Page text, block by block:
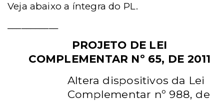
Veja abaixo a íntegra do PL.
PROJETO DE LEI
COMPLEMENTAR Nº 65, DE 2011
Altera dispositivos da Lei
Complementar nº 988, de